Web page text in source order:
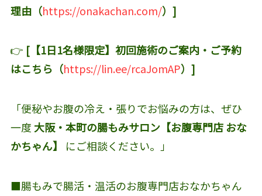
理由（https://onakachan.com/）]
👉 [【1日1名様限定】初回施術のご案内・ご予約
はこちら（https://lin.ee/rcaJomAP）]
「便秘やお腹の冷え・張りでお悩みの方は、ぜひ
一度大阪・本町の腸もみサロン【お腹専門店 おな
かちゃん】
にご相談ください。」
■腸もみで腸活・温活のお腹専門店おなかちゃん